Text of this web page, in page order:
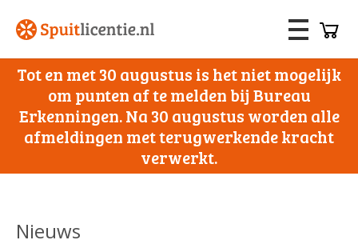
Tot en met 30 augustus is het niet mogelijk
om punten af te melden bij Bureau
Erkenningen. Na 30 augustus worden alle
afmeldingen met terugwerkende kracht
verwerkt.
Nieuws